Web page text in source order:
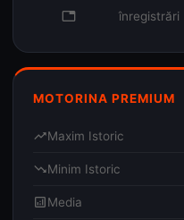
database înregistrări
MOTORINA PREMIUM
trending_upMaxim Istoric
trending_downMinim Istoric
analyticsMedia